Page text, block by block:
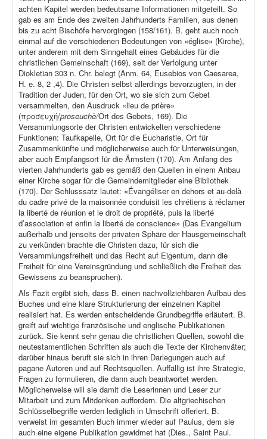
achten Kapitel werden bedeutsame Informationen mitgeteilt. So
gab es am Ende des zweiten Jahrhunderts Familien, aus denen
bis zu acht Bischöfe hervorgingen (158/161). B. geht auch noch
einmal auf die verschiedenen Bedeutungen von «église» (Kirche),
unter anderem mit dem Sinngehalt eines Gebäudes für die
christlichen Gemeinschaft (169), seit der Verfolgung unter
Diokletian 303 n. Chr. belegt (Anm. 64, Eusebios von Caesarea,
H. e. 8, 2 ,4). Die Christen selbst allerdings bevorzugten, in der
Tradition der Juden, für den Ort, wo sie sich zum Gebet
versammelten, den Ausdruck «lieu de prière»
(προσευχή/proseuchè/Ort des Gebets, 169). Die
Versammlungsorte der Christen entwickelten verschiedene
Funktionen: Taufkapelle, Ort für die Eucharistie, Ort für
Zusammenkünfte und möglicherweise auch für Unterweisungen,
aber auch Empfangsort für die Ärmsten (170). Am Anfang des
vierten Jahrhunderts gab es gemäß den Quellen in einem Anbau
einer Kirche sogar für die Gemeindemitglieder eine Bibliothek
(170). Der Schlusssatz lautet: «Évangéliser en dehors et au-delà
du cadre privé de la maisonnée conduisit les chrétiens à réclamer
la liberté de réunion et le droit de propriété, puis la liberté
d’association et enfin la liberté de conscience» (Das Evangelium
außerhalb und jenseits der privaten Sphäre der Hausgemeinschaft
zu verkünden brachte die Christen dazu, für sich die
Versammlungsfreiheit und das Recht auf Eigentum, dann die
Freiheit für eine Vereinsgründung und schließlich die Freiheit des
Gewissens zu beanspruchen).
Als Fazit ergibt sich, dass B. einen nachvollziehbaren Aufbau des
Buches und eine klare Strukturierung der einzelnen Kapitel
realisiert hat. Es werden entscheidende Grundbegriffe erläutert. B.
greift auf wichtige französische und englische Publikationen
zurück. Sie kennt sehr genau die christlichen Quellen, sowohl die
neutestamentlichen Schriften als auch die Texte der Kirchenväter;
darüber hinaus beruft sie sich in ihren Darlegungen auch auf
pagane Autoren und auf Rechtsquellen. Auffällig ist ihre Strategie,
Fragen zu formulieren, die dann auch beantwortet werden.
Möglicherweise will sie damit die Leserinnen und Leser zur
Mitarbeit und zum Mitdenken auffordern. Die altgriechischen
Schlüsselbegriffe werden lediglich in Umschrift offeriert. B.
verweist im gesamten Buch immer wieder auf Paulus, dem sie
auch eine eigene Publikation gewidmet hat (Dies., Saint Paul.